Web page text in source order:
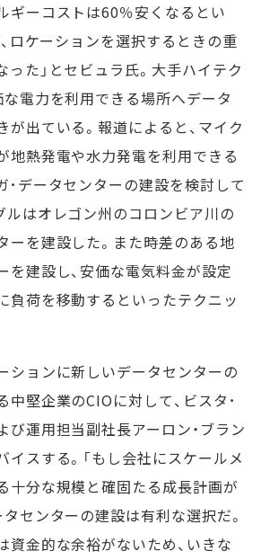
ギーコストは60％安くなるとい
、ロケーションを選択するときの重
た」とセビュラ氏。大手ハイテク
な電力を利用できる場所へデータ
出ている。報道によると、マイク
地熱発電や水力発電を利用できる
･データセンターの建設を検討して
ルはオレゴン州のコロンビア川の
ーを建設した。また時差のある地
を建設し、安価な電気料金が設定
負荷を移動するといったテクニッ
ションに新しいデータセンターの
堅企業のCIOに対して、ビスタ･
び運用担当副社長アーロン・ブラン
スする。「もし会社にスケールメ
十分な規模と確固たる成長計画が
センターの建設は有利な選択だ。
資金的な余裕がないため、いきな